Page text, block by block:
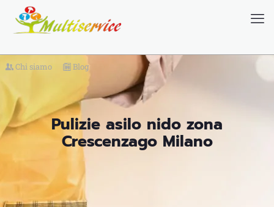
Chi siamo Blog
Pulizie asilo nido zona
Crescenzago Milano